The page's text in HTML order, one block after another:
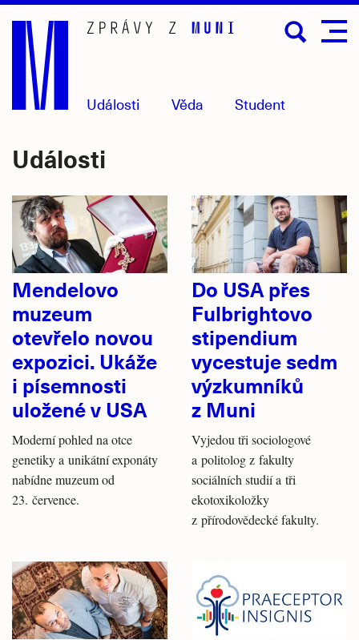
Přejít
hlavní
obsah
Události Věda Student
Události
Mendelovo
muzeum
otevřelo novou
expozici. Ukáže
i písemnosti
uložené v USA
Moderní pohled na otce
genetiky a unikátní exponáty
nabídne muzeum od
23. července.
Do USA přes
Fulbrightovo
stipendium
vycestuje sedm
výzkumníků
z Muni
Vyjedou tři sociologové
a politolog z fakulty
sociálních studií a tři
ekotoxikoložky
z přírodovědecké fakulty.